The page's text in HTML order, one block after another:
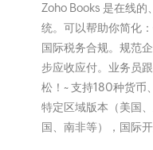
Zoho Books 是在线的
统。可以帮助你简化
国际税务合规。规范
步应收应付。业务员
松！~ 支持180种货币
特定区域版本（美国
国、南非等），国际